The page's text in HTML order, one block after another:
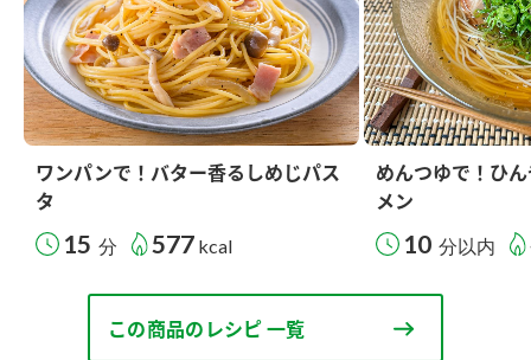
ワンパンで！バター香るしめじパス
タ
15 分 577 kcal
めんつゆで！ひ
メン
10 分以内
この商品のレシピ 一覧